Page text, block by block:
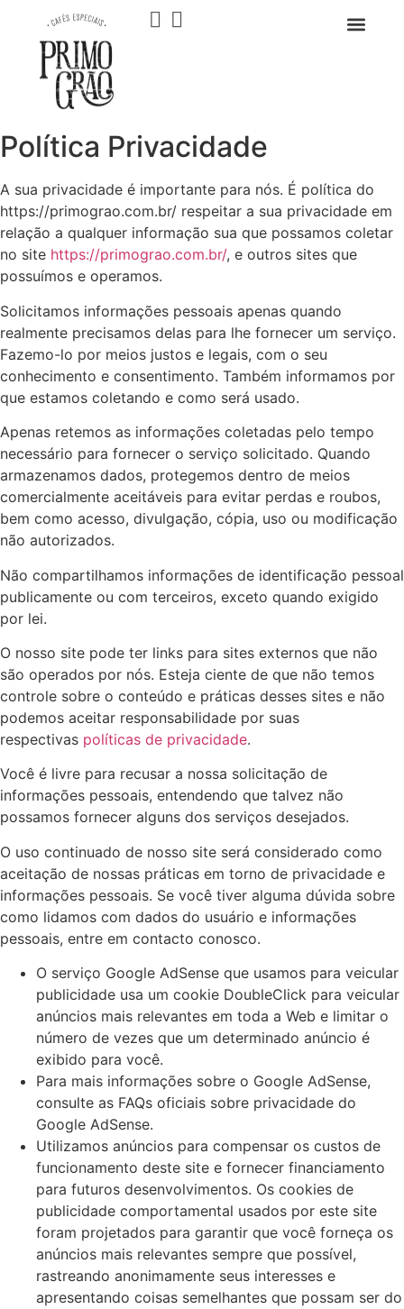
Política Privacidade
A sua privacidade é importante para nós. É política do
https://primograo.com.br/ respeitar a sua privacidade em
relação a qualquer informação sua que possamos coletar
no site https://primograo.com.br/, e outros sites que
possuímos e operamos.
Solicitamos informações pessoais apenas quando
realmente precisamos delas para lhe fornecer um serviço.
Fazemo-lo por meios justos e legais, com o seu
conhecimento e consentimento. Também informamos por
que estamos coletando e como será usado.
Apenas retemos as informações coletadas pelo tempo
necessário para fornecer o serviço solicitado. Quando
armazenamos dados, protegemos dentro de meios
comercialmente aceitáveis ​​para evitar perdas e roubos,
bem como acesso, divulgação, cópia, uso ou modificação
não autorizados.
Não compartilhamos informações de identificação pessoal
publicamente ou com terceiros, exceto quando exigido
por lei.
O nosso site pode ter links para sites externos que não
são operados por nós. Esteja ciente de que não temos
controle sobre o conteúdo e práticas desses sites e não
podemos aceitar responsabilidade por suas
respectivas políticas de privacidade.
Você é livre para recusar a nossa solicitação de
informações pessoais, entendendo que talvez não
possamos fornecer alguns dos serviços desejados.
O uso continuado de nosso site será considerado como
aceitação de nossas práticas em torno de privacidade e
informações pessoais. Se você tiver alguma dúvida sobre
como lidamos com dados do usuário e informações
pessoais, entre em contacto conosco.
O serviço Google AdSense que usamos para veicular
publicidade usa um cookie DoubleClick para veicular
anúncios mais relevantes em toda a Web e limitar o
número de vezes que um determinado anúncio é
exibido para você.
Para mais informações sobre o Google AdSense,
consulte as FAQs oficiais sobre privacidade do
Google AdSense.
Utilizamos anúncios para compensar os custos de
funcionamento deste site e fornecer financiamento
para futuros desenvolvimentos. Os cookies de
publicidade comportamental usados ​​por este site
foram projetados para garantir que você forneça os
anúncios mais relevantes sempre que possível,
rastreando anonimamente seus interesses e
apresentando coisas semelhantes que possam ser do